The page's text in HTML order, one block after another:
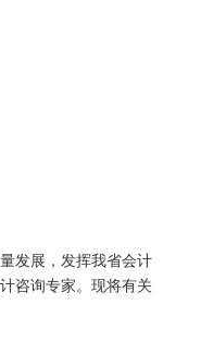
发展，发挥我省会计
咨询专家。现将有关